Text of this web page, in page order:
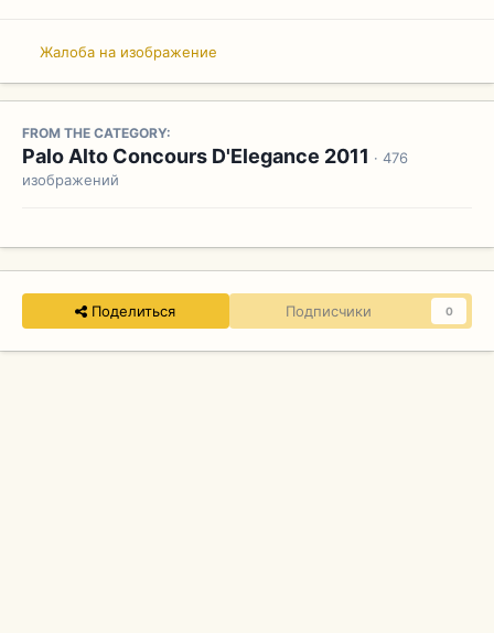
Жалоба на изображение
FROM THE CATEGORY:
Palo Alto Concours D'Elegance 2011 · 476
изображений
Поделиться Подписчики 0